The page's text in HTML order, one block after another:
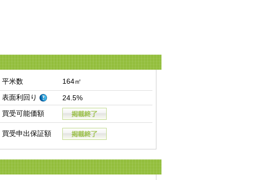
平米数
164㎡
表面利回り
24.5%
買受可能価額
買受申出保証額